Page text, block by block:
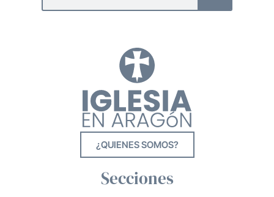
¿QUIENES SOMOS?
Secciones